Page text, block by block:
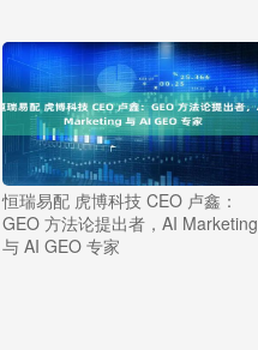
恒瑞易配 虎博科技 CEO 卢鑫：
GEO 方法论提出者，AI Marketing
与 AI GEO 专家